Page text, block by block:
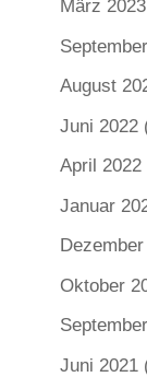
März 2023
August
Juni 2022
April 2022
Januar
Oktober
Juni 2021